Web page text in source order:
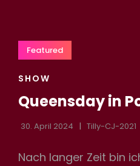
Featured
CAT
SHOW
Queensday in
30. April 2024 Tilly-CJ-2021
Nach langer Zeit bin